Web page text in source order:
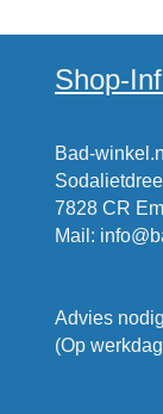
Shop-
Bad-winkel.nl
7828 CR
Mail :
Advies
(Op